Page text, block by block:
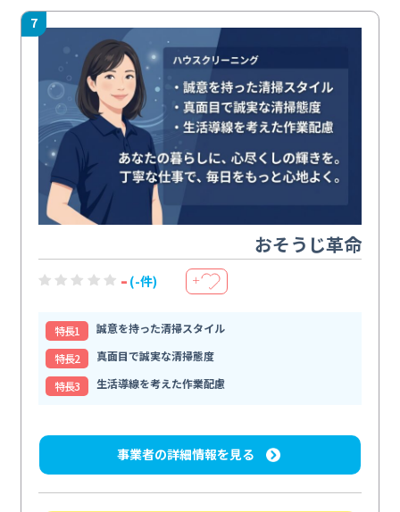
7
おそうじ革命
- (-件) ＋
特⻑1
誠意を持った清掃スタイル
特⻑2
真面目で誠実な清掃態度
特⻑3
生活導線を考えた作業配慮
事業者の詳細情報を見る